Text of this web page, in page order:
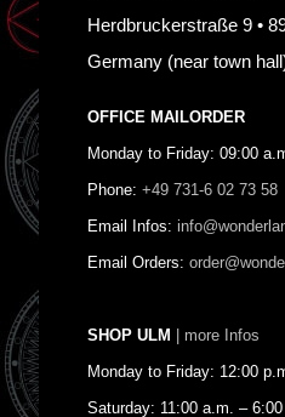
Herdbruckerstraße 9 •
Germany (near town
OFFICE MAILORDER
Monday to Friday: 09:00
Phone: +49 731-6 02 73 58
Email Infos:
Email Orders:
SHOP ULM | more Infos
Monday to Friday: 12:00
Saturday: 11:00 a.m. –